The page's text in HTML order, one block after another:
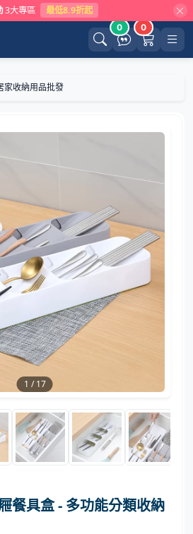
3大專區 最低8.9折起
0 0
家收納用品批發
1 /17
餐具盒 - 多功能分類收納